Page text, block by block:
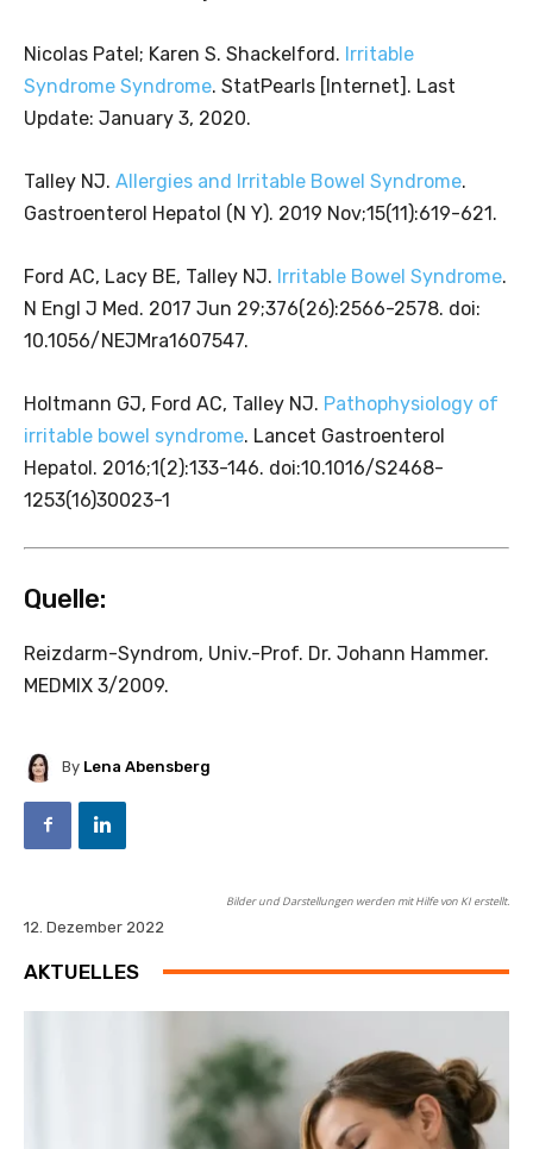
Nicolas Patel; Karen S. Shackelford. Irritable
Syndrome Syndrome. StatPearls [Internet]. Last
Update: January 3, 2020.
Talley NJ. Allergies and Irritable Bowel Syndrome.
Gastroenterol Hepatol (N Y). 2019 Nov;15(11):619-621.
Ford AC, Lacy BE, Talley NJ. Irritable Bowel Syndrome.
N Engl J Med. 2017 Jun 29;376(26):2566-2578. doi:
10.1056/NEJMra1607547.
Holtmann GJ, Ford AC, Talley NJ. Pathophysiology of
irritable bowel syndrome. Lancet Gastroenterol
Hepatol. 2016;1(2):133-146. doi:10.1016/S2468-
1253(16)30023-1
Quelle:
Reizdarm-Syndrom, Univ.-Prof. Dr. Johann Hammer.
MEDMIX 3/2009.
By Lena Abensberg
Bilder und Darstellungen werden mit Hilfe von KI erstellt.
12. Dezember 2022
AKTUELLES